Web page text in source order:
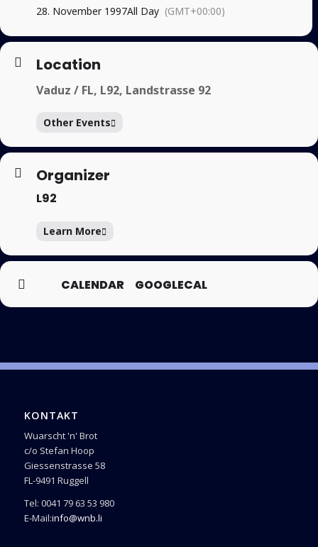
28. November 1997All Day (GMT+00:00)
Location
Vaduz / FL, L92, Landstrasse 92
Other Events
Organizer
L92
Learn More
CALENDAR GOOGLECAL
KONTAKT
Wuarscht 'n' Brot
c/o Stefan Hoop
Giessenstrasse 58
FL-9491 Ruggell
Tel: 0041 79 63 53 980
E-Mail:info@wnb.li